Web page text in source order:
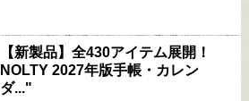
【新製品】全430アイテム展開！
NOLTY 2027年版手帳・カレン
ダ..."